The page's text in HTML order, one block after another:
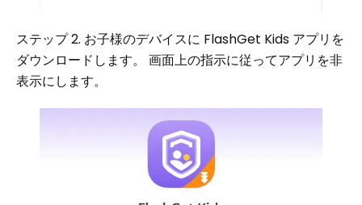
ステップ 2. お子様のデバイスに FlashGet Kids アプリを
ダウンロードします。 画面上の指示に従ってアプリを非
表示にします。